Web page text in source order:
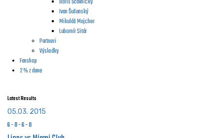
Ivan Šušanský
Mikuláš Majcher
Lubomír Sitár
Partneri
Výsledky
Fanshop
2 % z dane
Latest Results
05.03. 2015
6-0-6-0